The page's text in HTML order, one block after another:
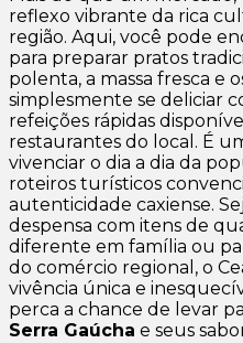
reflexo vibrante da rica
região. Aqui, você pode
para preparar pratos
polenta, a massa fresca e
simplesmente se deliciar
refeições rápidas
restaurantes do local. É
vivenciar o dia a dia da
roteiros turísticos
autenticidade caxiense.
despensa com itens de
diferente em família ou
do comércio regional, o
vivência única e
perca a chance de levar
Serra Gaúcha e seus